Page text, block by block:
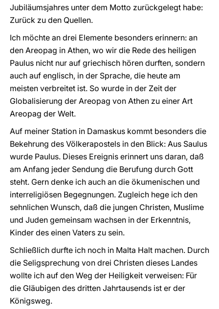
Jubiläumsjahres unter dem Motto zurückgelegt habe:
Zurück zu den Quellen.
Ich möchte an drei Elemente besonders erinnern: an
den Areopag in Athen, wo wir die Rede des heiligen
Paulus nicht nur auf griechisch hören durften, sondern
auch auf englisch, in der Sprache, die heute am
meisten verbreitet ist. So wurde in der Zeit der
Globalisierung der Areopag von Athen zu einer Art
Areopag der Welt.
Auf meiner Station in Damaskus kommt besonders die
Bekehrung des Völkerapostels in den Blick: Aus Saulus
wurde Paulus. Dieses Ereignis erinnert uns daran, daß
am Anfang jeder Sendung die Berufung durch Gott
steht. Gern denke ich auch an die ökumenischen und
interreligiösen Begegnungen. Zugleich hege ich den
sehnlichen Wunsch, daß die jungen Christen, Muslime
und Juden gemeinsam wachsen in der Erkenntnis,
Kinder des einen Vaters zu sein.
Schließlich durfte ich noch in Malta Halt machen. Durch
die Seligsprechung von drei Christen dieses Landes
wollte ich auf den Weg der Heiligkeit verweisen: Für
die Gläubigen des dritten Jahrtausends ist er der
Königsweg.